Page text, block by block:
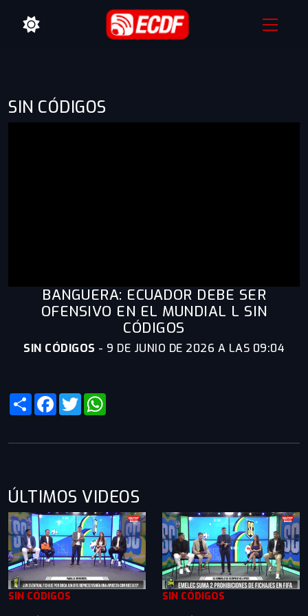
SIN CÓDIGOS
BANGUERA: ECUADOR DEBE SER
OFENSIVO EN EL MUNDIAL L SIN
CÓDIGOS
SIN CÓDIGOS - 9 DE JUNIO DE 2026 A LAS 09:04
ShareFacebook
Twitter
ÚLTIMOS VIDEOS
SIN CÓDIGOS SIN CÓDIGOS